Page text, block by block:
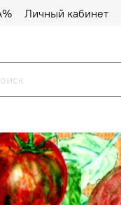
Личный кабинет